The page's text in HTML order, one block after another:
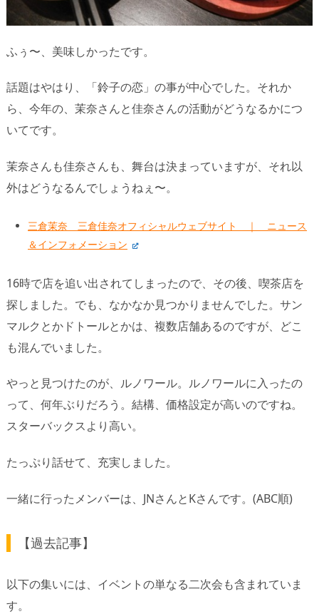
ふぅ〜、美味しかったです。
話題はやはり、「鈴子の恋」の事が中心でした。それか
ら、今年の、茉奈さんと佳奈さんの活動がどうなるかにつ
いてです。
茉奈さんも佳奈さんも、舞台は決まっていますが、それ以
外はどうなるんでしょうねぇ〜。
三倉茉奈 三倉佳奈オフィシャルウェブサイト ｜ ニュース
＆インフォメーション
16時で店を追い出されてしまったので、その後、喫茶店を
探しました。でも、なかなか見つかりませんでした。サン
マルクとかドトールとかは、複数店舗あるのですが、どこ
も混んでいました。
やっと見つけたのが、ルノワール。ルノワールに入ったの
って、何年ぶりだろう。結構、価格設定が高いのですね。
スターバックスより高い。
たっぷり話せて、充実しました。
一緒に行ったメンバーは、JNさんとKさんです。(ABC順)
【過去記事】
以下の集いには、イベントの単なる二次会も含まれていま
す。